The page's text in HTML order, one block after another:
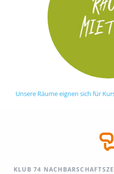
Unsere Räume eignen sich für
KLUB 74